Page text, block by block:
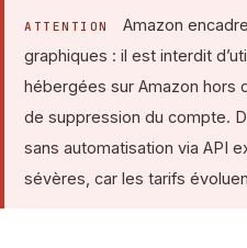
ATTENTION
Amazon
graphiques : il est interdit
hébergées sur Amazon hors
de suppression du compte.
sans automatisation via API
sévères, car les tarifs